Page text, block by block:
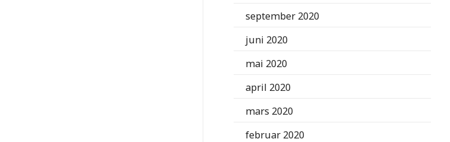
september 2020
juni 2020
mai 2020
april 2020
mars 2020
februar 2020